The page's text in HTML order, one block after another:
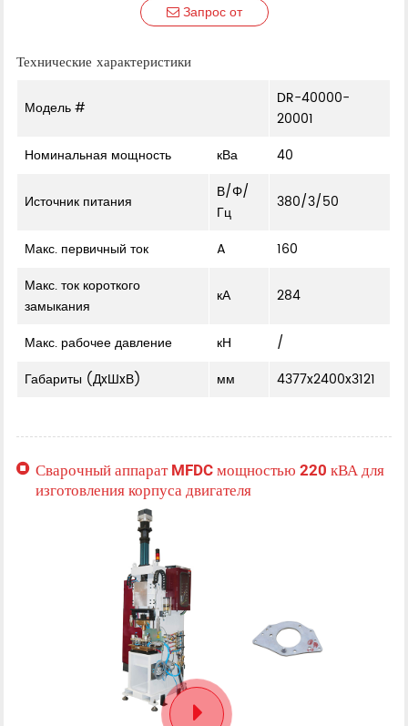
Запрос от
Технические характеристики
Модель #
DR-40000-
20001
Номинальная мощность
кВа 40
Источник питания
В/Φ/
Гц
380/3/50
Макс. первичный ток A
160
Макс. ток короткого
замыкания
кА 284
Макс. рабочее давление кН
/
Габариты (ДxШxВ)
мм 4377x2400x3121
Сварочный аппарат MFDC мощностью 220 кВА для
изготовления корпуса двигателя